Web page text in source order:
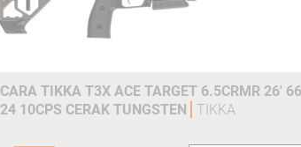
CARA TIKKA T3X ACE TARGET 6.5CRMR 26'
24 10CPS CERAK TUNGSTEN
TIKKA